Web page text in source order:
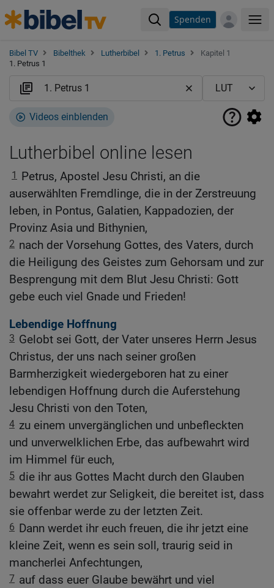
Spenden
Bibel TV Bibelthek Lutherbibel 1. Petrus
Kapitel 1
1. Petrus 1
Videos einblenden
Lutherbibel online lesen
1 Petrus, Apostel Jesu Christi, an die
auserwählten Fremdlinge, die in der Zerstreuung
leben, in Pontus, Galatien, Kappadozien, der
Provinz Asia und Bithynien,
2 nach der Vorsehung Gottes, des Vaters, durch
die Heiligung des Geistes zum Gehorsam und zur
Besprengung mit dem Blut Jesu Christi: Gott
gebe euch viel Gnade und Frieden!
Lebendige Hoffnung
3 Gelobt sei Gott, der Vater unseres Herrn Jesus
Christus, der uns nach seiner großen
Barmherzigkeit wiedergeboren hat zu einer
lebendigen Hoffnung durch die Auferstehung
Jesu Christi von den Toten,
4 zu einem unvergänglichen und unbefleckten
und unverwelklichen Erbe, das aufbewahrt wird
im Himmel für euch,
5 die ihr aus Gottes Macht durch den Glauben
bewahrt werdet zur Seligkeit, die bereitet ist, dass
sie offenbar werde zu der letzten Zeit.
6 Dann werdet ihr euch freuen, die ihr jetzt eine
kleine Zeit, wenn es sein soll, traurig seid in
mancherlei Anfechtungen,
7 auf dass euer Glaube bewährt und viel